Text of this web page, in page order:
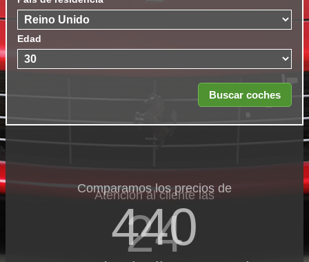
Edad
Comparamos los precios de
440
Atención al cliente las
24